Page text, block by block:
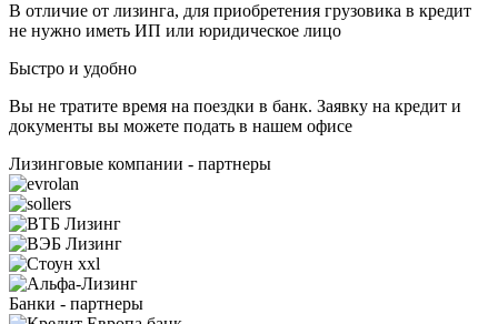
В отличие от лизинга, для приобретения грузовика в кредит
не нужно иметь ИП или юридическое лицо
Быстро и удобно
Вы не тратите время на поездки в банк. Заявку на кредит и
документы вы можете подать в нашем офисе
Лизинговые компании - партнеры
Банки - партнеры